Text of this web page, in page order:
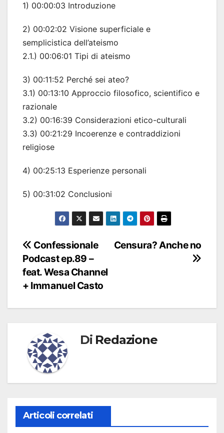
1) 00:00:03 Introduzione
2) 00:02:02 Visione superficiale e
semplicistica dell’ateismo
2.1.) 00:06:01 Tipi di ateismo
3) 00:11:52 Perché sei ateo?
3.1) 00:13:10 Approccio filosofico, scientifico e
razionale
3.2) 00:16:39 Considerazioni etico-culturali
3.3) 00:21:29 Incoerenze e contraddizioni
religiose
4) 00:25:13 Esperienze personali
5) 00:31:02 Conclusioni
Navigazione
articoli
Censura? Anche no
Confessionale
Podcast ep.89 –
feat. Wesa Channel
+ Immanuel Casto
Di Redazione
Articoli correlati